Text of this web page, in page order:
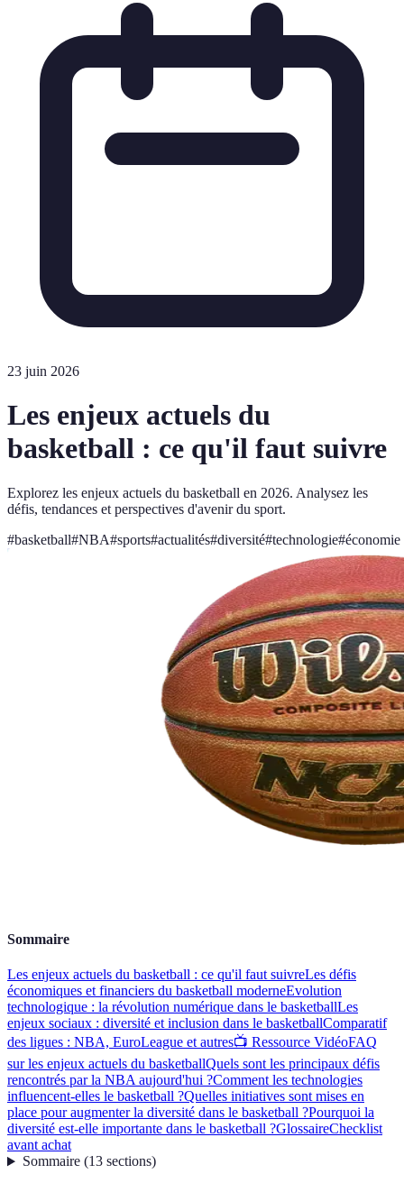
23 juin 2026
Les enjeux actuels du
basketball : ce qu'il faut suivre
Explorez les enjeux actuels du basketball en 2026. Analysez les
défis, tendances et perspectives d'avenir du sport.
#basketball#NBA#sports#actualités#diversité#technologie#économie
Sommaire
Les enjeux actuels du basketball : ce qu'il faut suivreLes défis
économiques et financiers du basketball moderneEvolution
technologique : la révolution numérique dans le basketballLes
enjeux sociaux : diversité et inclusion dans le basketballComparatif
des ligues : NBA, EuroLeague et autres📺 Ressource VidéoFAQ
sur les enjeux actuels du basketballQuels sont les principaux défis
rencontrés par la NBA aujourd'hui ?Comment les technologies
influencent-elles le basketball ?Quelles initiatives sont mises en
place pour augmenter la diversité dans le basketball ?Pourquoi la
diversité est-elle importante dans le basketball ?GlossaireChecklist
avant achat
Sommaire(13 sections)